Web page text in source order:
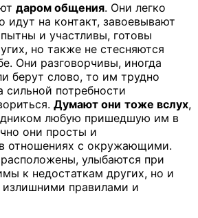
даром общения. Они легко
идут на контакт, завоевывают
и участливы, готовы
но также не стесняются
Они разговорчивы, иногда
берут слово, то им трудно
сильной потребности
Думают они тоже вслух,
любую пришедшую им в
они просты и
отношениях с окружающими.
улыбаются при
к недостаткам других, но и
излишними правилами и